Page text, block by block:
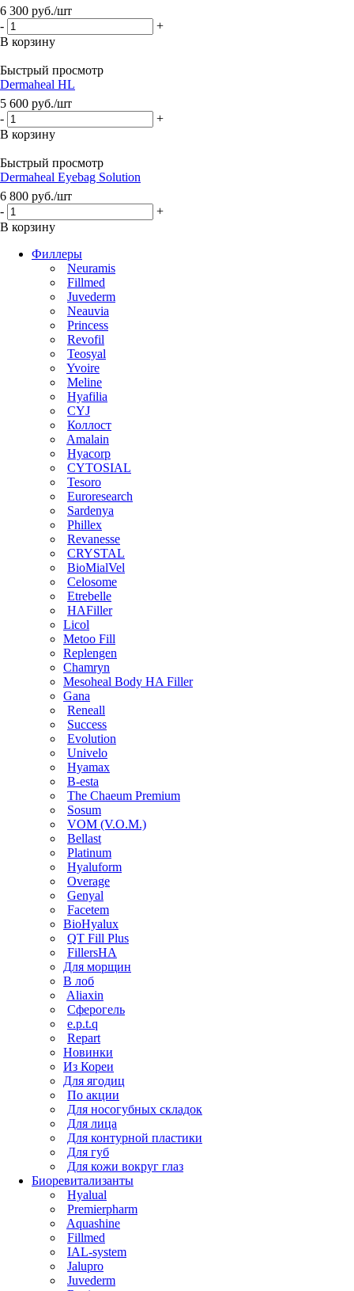
6 300 руб./шт
-
+
В корзину
Быстрый просмотр
Dermaheal HL
5 600 руб./шт
-
+
В корзину
Быстрый просмотр
Dermaheal Eyebag Solution
6 800 руб./шт
-
+
В корзину
Филлеры
Neuramis
Fillmed
Juvederm
Neauvia
Princess
Revofil
Teosyal
Yvoire
Meline
Hyafilia
CYJ
Коллост
Amalain
Hyacorp
CYTOSIAL
Tesoro
Euroresearch
Sardenya
Phillex
Revanesse
CRYSTAL
BioMialVel
Celosome
Etrebelle
HAFiller
Licol
Metoo Fill
Replengen
Chamryn
Mesoheal Body HA Filler
Gana
Reneall
Success
Evolution
Univelo
Hyamax
B-esta
The Chaeum Premium
Sosum
VOM (V.O.M.)
Bellast
Platinum
Hyaluform
Overage
Genyal
Facetem
BioHyalux
QT Fill Plus
FillersHA
Для морщин
В лоб
Aliaxin
Сферогель
e.p.t.q
Repart
Новинки
Из Кореи
Для ягодиц
По акции
Для носогубных складок
Для лица
Для контурной пластики
Для губ
Для кожи вокруг глаз
Биоревитализанты
Hyalual
Premierpharm
Aquashine
Fillmed
IAL-system
Jalupro
Juvederm